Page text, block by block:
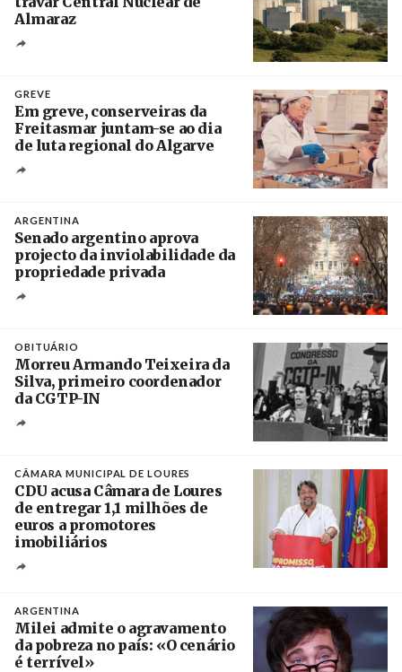
Almaraz
GREVE
Em greve, conserveiras da
Freitasmar juntam-se ao dia
de luta regional do Algarve
ARGENTINA
Senado argentino aprova
projecto da inviolabilidade da
propriedade privada
OBITUÁRIO
Morreu Armando Teixeira da
Silva, primeiro coordenador
da CGTP-IN
CÂMARA MUNICIPAL DE LOURES
CDU acusa Câmara de Loures
de entregar 1,1 milhões de
euros a promotores
imobiliários
ARGENTINA
Milei admite o agravamento
da pobreza no país: «O cenário
é terrível»